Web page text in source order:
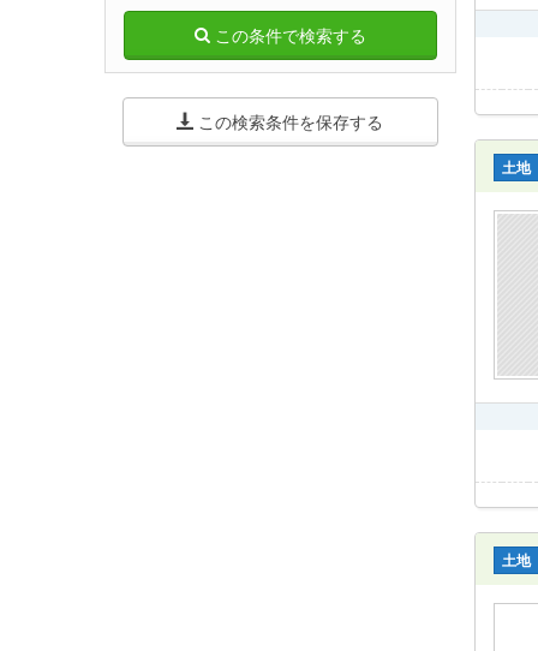
土地
土地
この条件で検索する
この検索条件を保存する